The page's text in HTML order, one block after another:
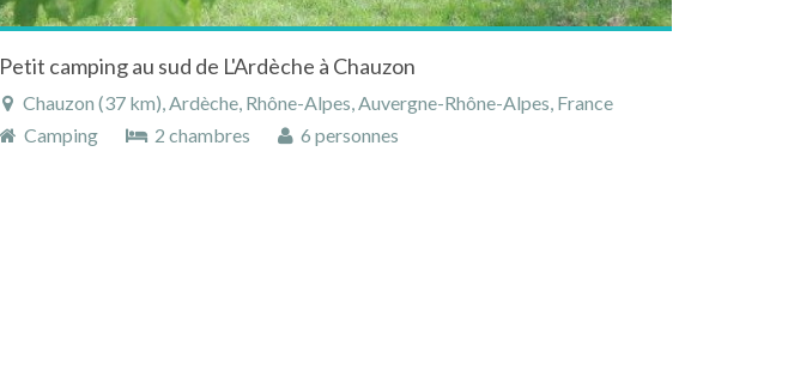
Petit camping au sud de L'Ardèche à Chauzon
Chauzon (37 km), Ardèche, Rhône-Alpes, Auvergne-Rhône-Alpes, France
Camping
2 chambres 6 personnes